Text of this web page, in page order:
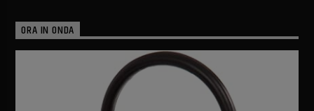
ORA IN ONDA